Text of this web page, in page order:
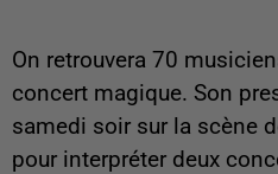
On retrouvera 70
concert magique. Son
samedi soir sur la scène
pour interpréter deux